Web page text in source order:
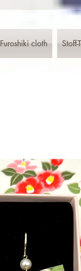
Furoshiki cloth Stoff-